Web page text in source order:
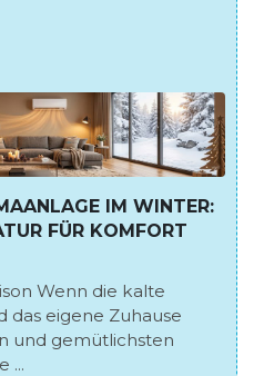
IM WINTER:
FÜR KOMFORT
Wenn die kalte
das eigene Zuhause
und gemütlichsten
...